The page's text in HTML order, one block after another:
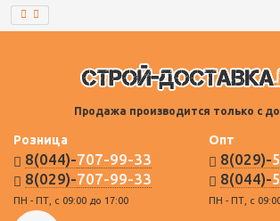
Продажа производится только с
Розница
8(044)-707-99-33
8(029)-707-99-33
ПН - ПТ, с 09:00 до 17:00
Опт
8(029)-
8(044)-
ПН - ПТ, с